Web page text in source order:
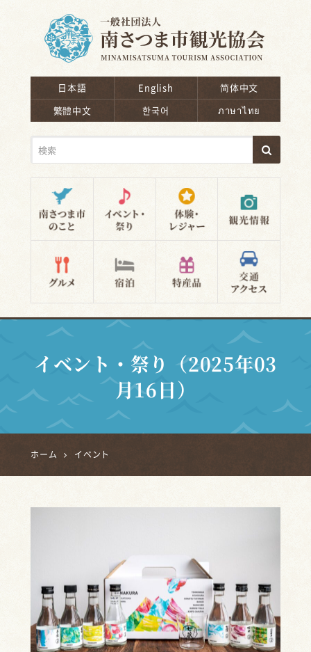
日本語 English
简体中文
繁體中文
한국어 ภาษาไทย
イベント・祭り（2025年03
月16日）
ホーム イベント